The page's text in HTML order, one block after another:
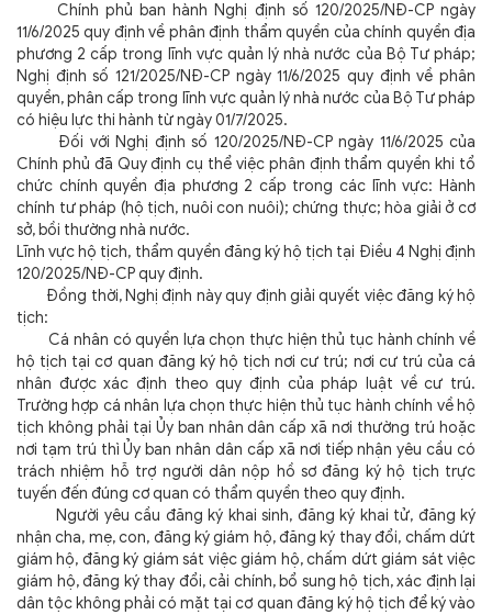
Chính phủ ban hành Nghị định số 120/2025/NĐ-CP ngày
11/6/2025 quy định về phân định thẩm quyền của chính quyền địa
phương 2 cấp trong lĩnh vực quản lý nhà nước của Bộ Tư pháp;
Nghị định số 121/2025/NĐ-CP ngày 11/6/2025 quy định về phân
quyền, phân cấp trong lĩnh vực quản lý nhà nước của Bộ Tư pháp
có hiệu lực thi hành từ ngày 01/7/2025.
Đối với Nghị định số 120/2025/NĐ-CP ngày 11/6/2025 của
Chính phủ đã Quy định cụ thể việc phân định thẩm quyền khi tổ
chức chính quyền địa phương 2 cấp trong các lĩnh vực: Hành
chính tư pháp (hộ tịch, nuôi con nuôi); chứng thực; hòa giải ở cơ
sở, bồi thường nhà nước.
Lĩnh vực hộ tịch, thẩm quyền đăng ký hộ tịch tại Điều 4 Nghị định
120/2025/NĐ-CP quy định.
Đồng thời, Nghị định này quy định giải quyết việc đăng ký hộ
tịch:
Cá nhân có quyền lựa chọn thực hiện thủ tục hành chính về
hộ tịch tại cơ quan đăng ký hộ tịch nơi cư trú; nơi cư trú của cá
nhân được xác định theo quy định của pháp luật về cư trú.
Trường hợp cá nhân lựa chọn thực hiện thủ tục hành chính về hộ
tịch không phải tại Ủy ban nhân dân cấp xã nơi thường trú hoặc
nơi tạm trú thì Ủy ban nhân dân cấp xã nơi tiếp nhận yêu cầu có
trách nhiệm hỗ trợ người dân nộp hồ sơ đăng ký hộ tịch trực
tuyến đến đúng cơ quan có thẩm quyền theo quy định.
Người yêu cầu đăng ký khai sinh, đăng ký khai tử, đăng ký
nhận cha, mẹ, con, đăng ký giám hộ, đăng ký thay đổi, chấm dứt
giám hộ, đăng ký giám sát việc giám hộ, chấm dứt giám sát việc
giám hộ, đăng ký thay đổi, cải chính, bổ sung hộ tịch, xác định lại
dân tộc không phải có mặt tại cơ quan đăng ký hộ tịch để ký vào